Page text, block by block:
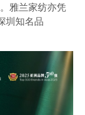
雅兰家纺亦凭
圳知名品